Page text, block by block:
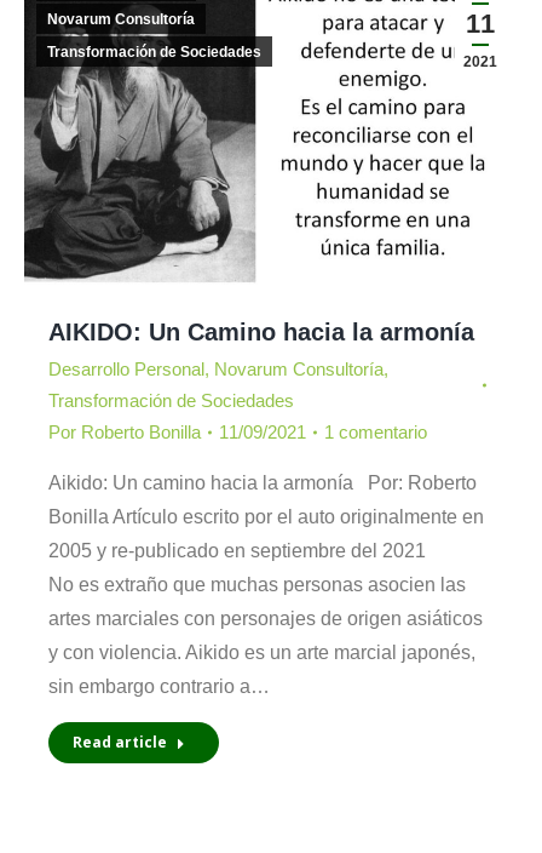
11
2021
Novarum Consultoría
Transformación de Sociedades
AIKIDO: Un Camino hacia la armonía
Desarrollo Personal, Novarum Consultoría,
Transformación de Sociedades
Por Roberto Bonilla 11/09/2021 1 comentario
Aikido: Un camino hacia la armonía Por: Roberto
Bonilla Artículo escrito por el auto originalmente en
2005 y re-publicado en septiembre del 2021
No es extraño que muchas personas asocien las
artes marciales con personajes de origen asiáticos
y con violencia. Aikido es un arte marcial japonés,
sin embargo contrario a…
Read article